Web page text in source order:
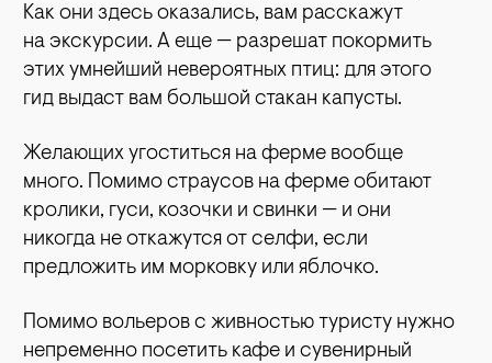
Как они здесь оказались, вам расскажут
на экскурсии. А еще — разрешат покормить
этих умнейший невероятных птиц: для этого
гид выдаст вам большой стакан капусты.
Желающих угоститься на ферме вообще
много. Помимо страусов на ферме обитают
кролики, гуси, козочки и свинки — и они
никогда не откажутся от селфи, если
предложить им морковку или яблочко.
Помимо вольеров с живностью туристу нужно
непременно посетить кафе и сувенирный